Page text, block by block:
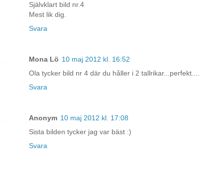
Självklart bild nr.4
Mest lik dig.
Svara
Mona Lö 10 maj 2012 kl. 16:52
Ola tycker bild nr 4 där du håller i 2 tallrikar...perfekt....
Svara
Anonym 10 maj 2012 kl. 17:08
Sista bilden tycker jag var bäst :)
Svara